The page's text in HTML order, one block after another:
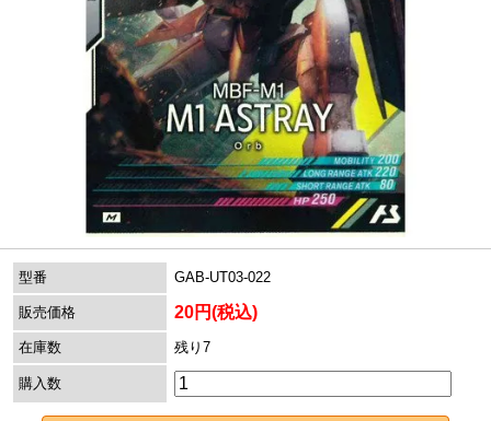
型番 GAB-UT03-022
販売価格 20円(税込)
在庫数 残り7
購入数